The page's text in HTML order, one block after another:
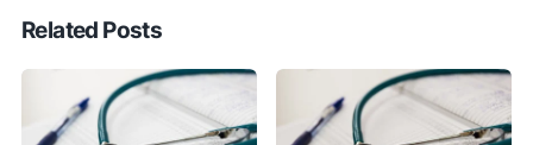
Related Posts